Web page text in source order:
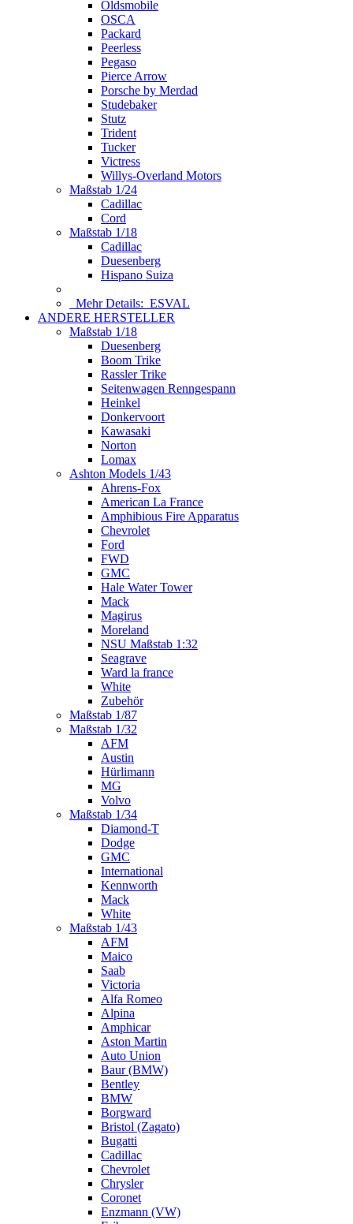
Oldsmobile
OSCA
Packard
Peerless
Pegaso
Pierce Arrow
Porsche by Merdad
Studebaker
Stutz
Trident
Tucker
Victress
Willys-Overland Motors
Maßstab 1/24
Cadillac
Cord
Maßstab 1/18
Cadillac
Duesenberg
Hispano Suiza
Mehr Details: ESVAL
ANDERE HERSTELLER
Maßstab 1/18
Duesenberg
Boom Trike
Rassler Trike
Seitenwagen Renngespann
Heinkel
Donkervoort
Kawasaki
Norton
Lomax
Ashton Models 1/43
Ahrens-Fox
American La France
Amphibious Fire Apparatus
Chevrolet
Ford
FWD
GMC
Hale Water Tower
Mack
Magirus
Moreland
NSU Maßstab 1:32
Seagrave
Ward la france
White
Zubehör
Maßstab 1/87
Maßstab 1/32
AFM
Austin
Hürlimann
MG
Volvo
Maßstab 1/34
Diamond-T
Dodge
GMC
International
Kennworth
Mack
White
Maßstab 1/43
AFM
Maico
Saab
Victoria
Alfa Romeo
Alpina
Amphicar
Aston Martin
Auto Union
Baur (BMW)
Bentley
BMW
Borgward
Bristol (Zagato)
Bugatti
Cadillac
Chevrolet
Chrysler
Coronet
Enzmann (VW)